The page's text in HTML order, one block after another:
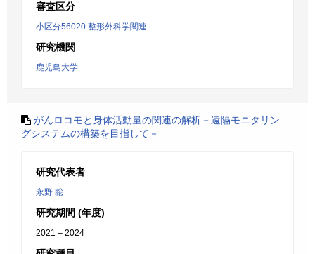
審査区分
小区分56020:整形外科学関連
研究機関
鹿児島大学
がんロコモと身体活動量の関連の解析－遠隔モニタリン
グシステムの構築を目指して－
研究代表者
永野 聡
研究期間 (年度)
2021 – 2024